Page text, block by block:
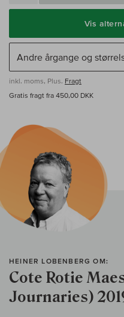
Vis
inkl. moms, Plus. Fragt
Gratis fragt fra 450,00 DKK
HEINER LOBENBERG OM:
Cote Rotie
Journaries)